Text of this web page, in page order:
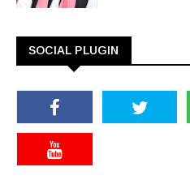
SOCIAL PLUGIN